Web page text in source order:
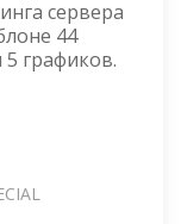
сервера
44
графиков.